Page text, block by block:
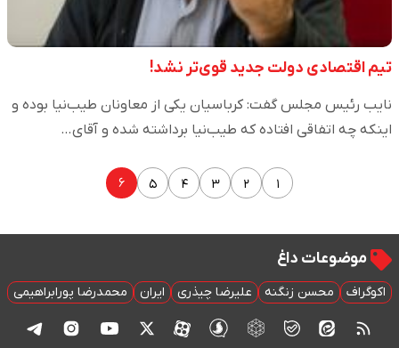
تیم اقتصادی دولت جدید قوی‌تر نشد!
نایب رئیس مجلس گفت: کرباسیان یکی از معاونان طیب‌نیا بوده و
اینکه چه اتفاقی افتاده که طیب‌نیا برداشته شده و آقای…
۱ ۲ ۳ ۴ ۵ ۶
موضوعات داغ
اکوگراف محسن زنگنه علیرضا چیذری ایران محمدرضا پورابراهیمی